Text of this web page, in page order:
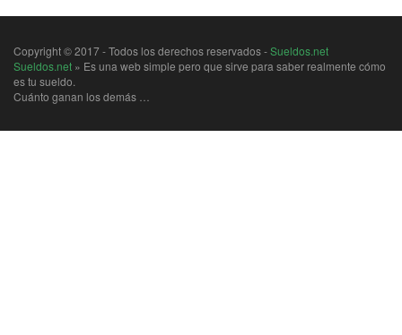
Copyright © 2017 - Todos los derechos reservados -Sueldos.net
Sueldos.net » Es una web simple pero que sirve para saber realmente cómo
es tu sueldo.
Cuánto ganan los demás …